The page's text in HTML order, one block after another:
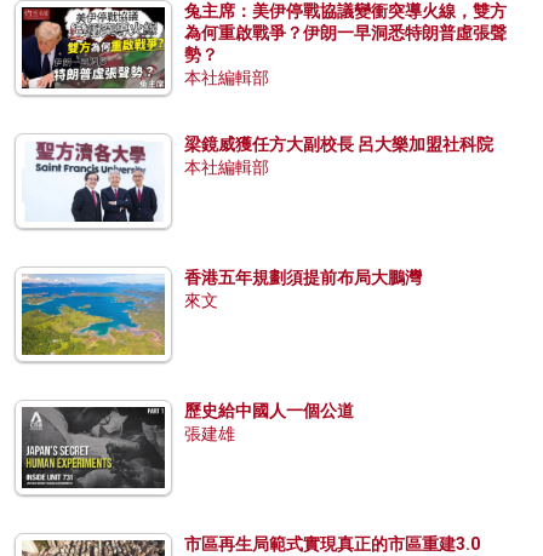
兔主席：美伊停戰協議變衝突導火線，雙方
為何重啟戰爭？伊朗一早洞悉特朗普虛張聲
勢？
本社編輯部
梁鏡威獲任方大副校長 呂大樂加盟社科院
本社編輯部
香港五年規劃須提前布局大鵬灣
來文
歷史給中國人一個公道
張建雄
市區再生局範式實現真正的市區重建3.0